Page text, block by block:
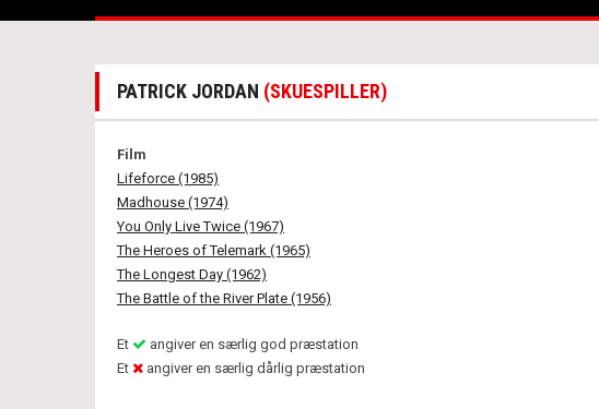
PATRICK JORDAN (SKUESPILLER)
Film
Lifeforce (1985)
Madhouse (1974)
You Only Live Twice (1967)
The Heroes of Telemark (1965)
The Longest Day (1962)
The Battle of the River Plate (1956)
Et
angiver en særlig god præstation
Et
angiver en særlig dårlig præstation